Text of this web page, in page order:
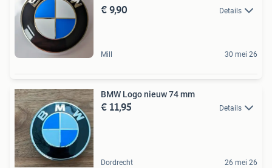
€ 9,90 Details
Mill 30 mei 26
BMW Logo nieuw 74 mm
€ 11,95 Details
Dordrecht 26 mei 26